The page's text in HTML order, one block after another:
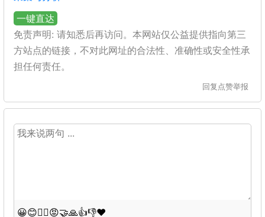
一键直达
免责声明: 请知悉后再访问。本网站仅公益提供指向第三
方站点的链接，不对此网址的合法性、准确性或安全性承
担任何责任。
回复 点赞举报
😀😊😵‍💫😡🤝🙏👍👎❤️